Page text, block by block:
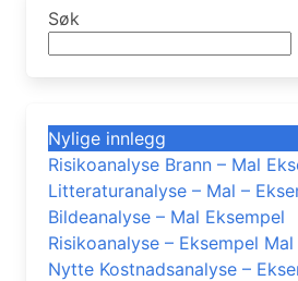
Søk
Nylige innlegg
Risikoanalyse Brann – Mal
Litteraturanalyse – Mal –
Bildeanalyse – Mal Eksempel
Risikoanalyse – Eksempel
Nytte Kostnadsanalyse –